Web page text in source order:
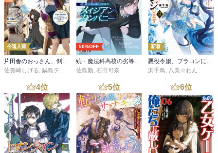
今週入荷
片田舎のおっさん、剣聖になる 11 ～ただの田舎の剣術師範だったのに、大成した弟子たちが俺を放ってくれない件～
佐賀崎しげる, 鍋島テツヒロ
50%OFF
続・魔法科高校の劣等生 メイジアン・カンパニー(11)
佐島勤, 石田可奈
新着
悪役令嬢、ブラコンにジョブチェンジします９【電子特典付き】
浜千鳥, 八美☆わん
4位 5位 6位